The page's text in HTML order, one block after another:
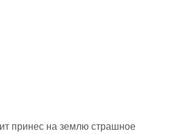
принес на землю страшное